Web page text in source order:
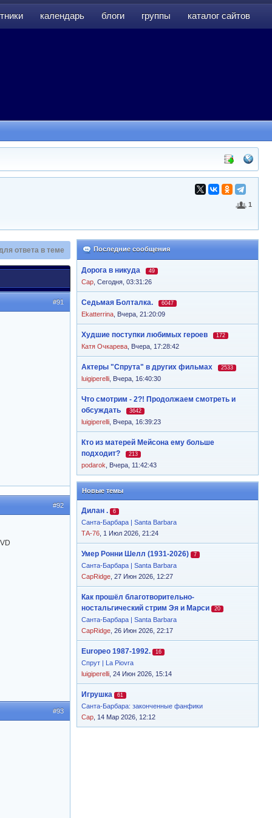
календарь блоги группы каталог сайтов
1
Последние сообщения
Дорога в никуда 49
Cap Сегодня, 03:31:26
Седьмая Болталка. 6047
Ekatterrina Вчера, 21:20:09
Худшие поступки любимых героев 172
Катя Очкарева Вчера, 17:28:42
Актеры "Спрута" в других фильмах 2533
luigiperelli Вчера, 16:40:30
Что смотрим - 2?! Продолжаем смотреть и
обсуждать
3642
luigiperelli Вчера, 16:39:23
Кто из матерей Мейсона ему больше
подходит?
213
podarok Вчера, 11:42:43
Новые темы
Дилан . 6
Санта-Барбара | Santa Barbara
ТА-76 , 1 Июл 2026, 21:24
Умер Ронни Шелл (1931-2026) 7
Санта-Барбара | Santa Barbara
CapRidge , 27 Июн 2026, 12:27
Как прошёл благотворительно-
ностальгический стрим Эя и Марси
20
Санта-Барбара | Santa Barbara
CapRidge , 26 Июн 2026, 22:17
Europeo 1987-1992. 16
Спрут | La Piovra
luigiperelli , 24 Июн 2026, 15:14
Игрушка 61
Санта-Барбара: законченные фанфики
Cap , 14 Мар 2026, 12:12
ответа в теме
#91
#92
#93